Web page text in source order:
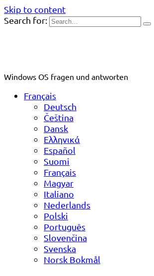
Skip to content
Search for:
Windows OS fragen und antworten
Français
Deutsch
Čeština
Dansk
Ελληνικά
Español
Suomi
Français
Magyar
Italiano
Nederlands
Polski
Português
Slovenčina
Svenska
Norsk Bokmål